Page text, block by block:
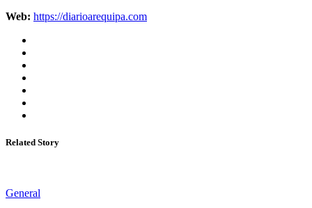
Web: https://diarioarequipa.com
Related Story
General